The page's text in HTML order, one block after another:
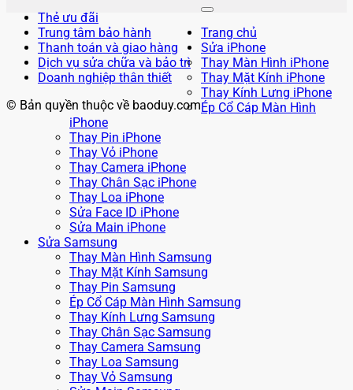
Thẻ ưu đãi
Trung tâm bảo hành
Thanh toán và giao hàng
Dịch vụ sửa chữa và bảo trì
Doanh nghiệp thân thiết
© Bản quyền thuộc về baoduy.com
Trang chủ
Sửa iPhone
Thay Màn Hình iPhone
Thay Mặt Kính iPhone
Thay Kính Lưng iPhone
Ép Cổ Cáp Màn Hình
iPhone
Thay Pin iPhone
Thay Vỏ iPhone
Thay Camera iPhone
Thay Chân Sạc iPhone
Thay Loa iPhone
Sửa Face ID iPhone
Sửa Main iPhone
Sửa Samsung
Thay Màn Hình Samsung
Thay Mặt Kính Samsung
Thay Pin Samsung
Ép Cổ Cáp Màn Hình Samsung
Thay Kính Lưng Samsung
Thay Chân Sạc Samsung
Thay Camera Samsung
Thay Loa Samsung
Thay Vỏ Samsung